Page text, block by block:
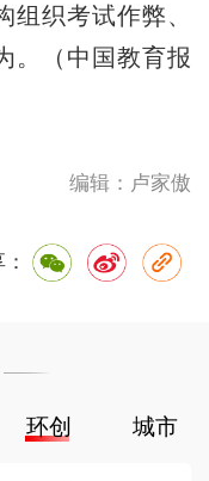
织考试作弊、
。（中国教育报
编辑：卢家傲
环创 城市